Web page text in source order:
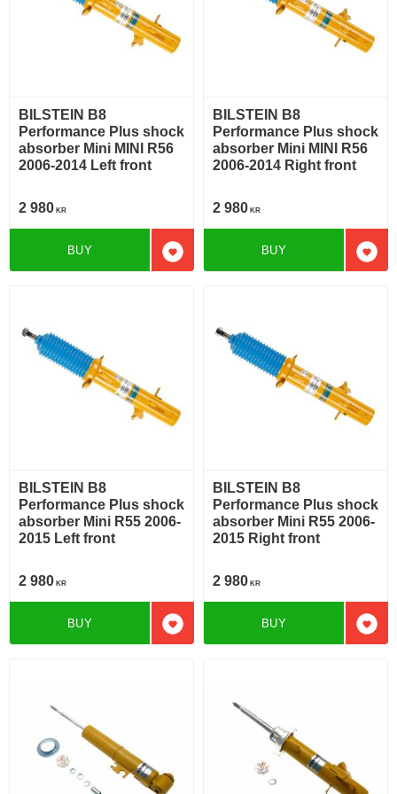
BILSTEIN B8
Performance Plus shock
absorber Mini MINI R56
2006-2014 Left front
2 980 KR
Add to favorites
BUY
BILSTEIN B8
Performance Plus shock
absorber Mini MINI R56
2006-2014 Right front
2 980 KR
Add
BUY
BILSTEIN B8
Performance Plus shock
absorber Mini R55 2006-
2015 Left front
2 980 KR
Add to favorites
BUY
BILSTEIN B8
Performance Plus shock
absorber Mini R55 2006-
2015 Right front
2 980 KR
Add
BUY